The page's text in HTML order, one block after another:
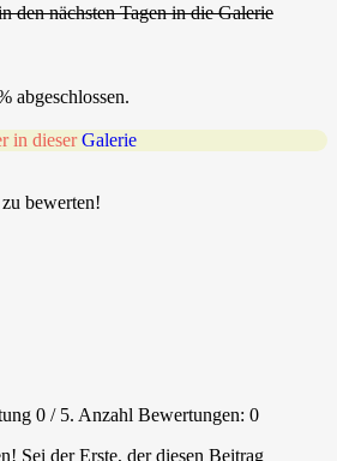
den nächsten Tagen in die Galerie
abgeschlossen.
in dieserGalerie
bewerten!
0 / 5. Anzahl Bewertungen: 0
Sei der Erste, der diesen Beitrag